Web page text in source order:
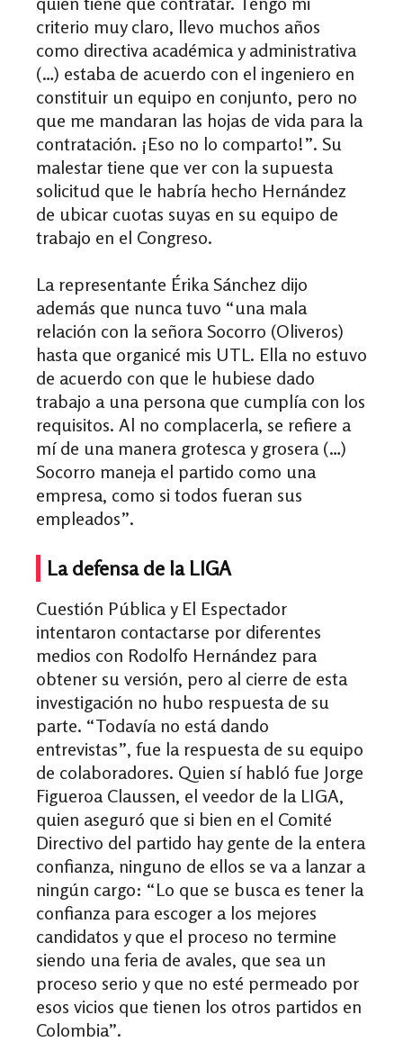
criterio muy claro, llevo muchos años
como directiva académica y administrativa
(…) estaba de acuerdo con el ingeniero en
constituir un equipo en conjunto, pero no
que me mandaran las hojas de vida para la
contratación. ¡Eso no lo comparto!”. Su
malestar tiene que ver con la supuesta
solicitud que le habría hecho Hernández
de ubicar cuotas suyas en su equipo de
trabajo en el Congreso.
La representante Érika Sánchez dijo
además que nunca tuvo “una mala
relación con la señora Socorro (Oliveros)
hasta que organicé mis UTL. Ella no estuvo
de acuerdo con que le hubiese dado
trabajo a una persona que cumplía con los
requisitos. Al no complacerla, se refiere a
mí de una manera grotesca y grosera (…)
Socorro maneja el partido como una
empresa, como si todos fueran sus
empleados”.
La defensa de la LIGA
Cuestión Pública y El Espectador
intentaron contactarse por diferentes
medios con Rodolfo Hernández para
obtener su versión, pero al cierre de esta
investigación no hubo respuesta de su
parte. “Todavía no está dando
entrevistas”, fue la respuesta de su equipo
de colaboradores. Quien sí habló fue Jorge
Figueroa Claussen, el veedor de la LIGA,
quien aseguró que si bien en el Comité
Directivo del partido hay gente de la entera
confianza, ninguno de ellos se va a lanzar a
ningún cargo: “Lo que se busca es tener la
confianza para escoger a los mejores
candidatos y que el proceso no termine
siendo una feria de avales, que sea un
proceso serio y que no esté permeado por
esos vicios que tienen los otros partidos en
Colombia”.